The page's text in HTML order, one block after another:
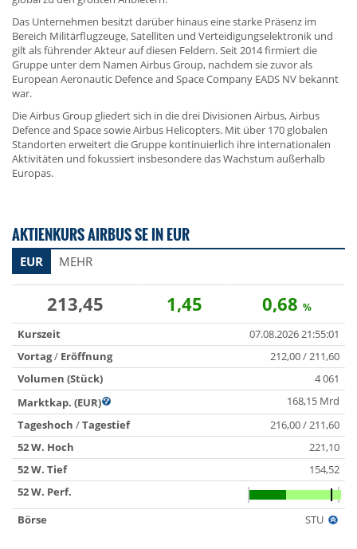
Das Unternehmen besitzt darüber hinaus eine starke Präsenz im
Bereich Militärflugzeuge, Satelliten und Verteidigungselektronik und
gilt als führender Akteur auf diesen Feldern. Seit 2014 firmiert die
Gruppe unter dem Namen Airbus Group, nachdem sie zuvor als
European Aeronautic Defence and Space Company EADS NV bekannt
war.
Die Airbus Group gliedert sich in die drei Divisionen Airbus, Airbus
Defence and Space sowie Airbus Helicopters. Mit über 170 globalen
Standorten erweitert die Gruppe kontinuierlich ihre internationalen
Aktivitäten und fokussiert insbesondere das Wachstum außerhalb
Europas.
AKTIENKURS AIRBUS SE IN EUR
EUR MEHR
213,45 1,45 0,68 %
Kurszeit
07.08.2026 21:55:01
Vortag/ Eröffnung
212,00 / 211,60
Volumen (Stück)
4 061
Marktkap. (EUR)
168,15 Mrd
Tageshoch /Tagestief
216,00 / 211,60
52 W. Hoch
221,10
52 W. Tief
154,52
52 W. Perf.
Börse
STU